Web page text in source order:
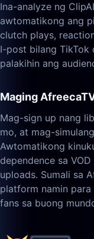
Ina-analyze ng
awtomatikong ang
clutch plays,
I-post bilang TikTok
palakihin ang
Maging
Mag-sign up nang
mo, at mag-
Awtomatikong
dependence sa
uploads. Sumali sa
platform namin
fans sa buong